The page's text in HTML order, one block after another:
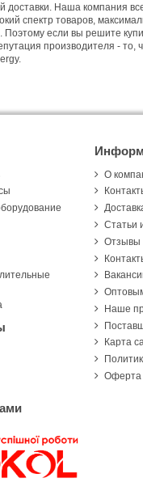
Наша компания
спектр товаров,
Поэтому если вы решите
производителя - то,
О
Статьи
Отзывы
Наше
Карта
Оферта